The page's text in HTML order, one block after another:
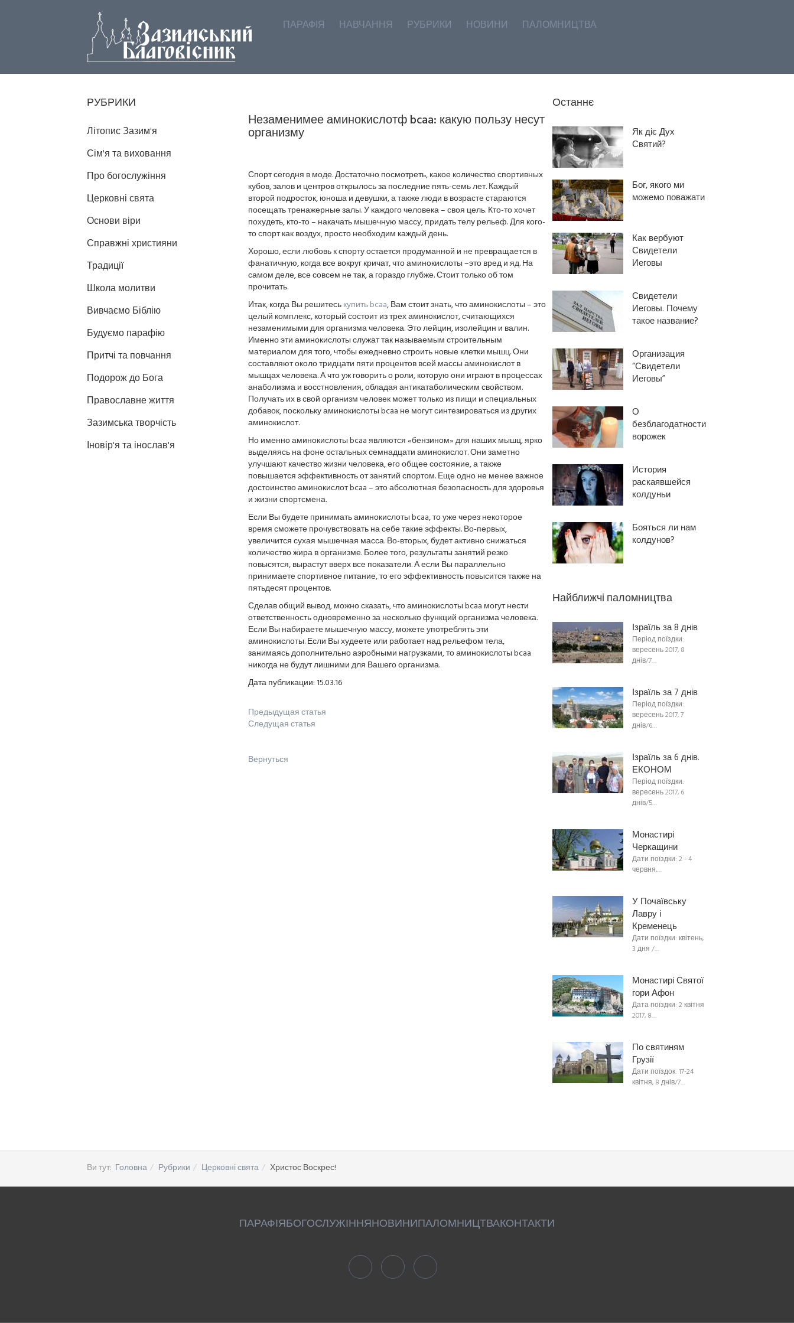
ПАРАФІЯ НАВЧАННЯ РУБРИКИ НОВИНИ ПАЛОМНИЦТВА
Незаменимее аминокислотф bcaa: какую пользу несут
организму
Спорт сегодня в моде. Достаточно посмотреть, какое количество спортивных
кубов, залов и центров открылось за последние пять-семь лет. Каждый
второй подросток, юноша и девушки, а также люди в возрасте стараются
посещать тренажерные залы. У каждого человека – своя цель. Кто-то хочет
похудеть, кто-то – накачать мышечную массу, придать телу рельеф. Для кого-
то спорт как воздух, просто необходим каждый день.
Хорошо, если любовь к спорту остается продуманной и не превращается в
фанатичную, когда все вокруг кричат, что аминокислоты –это вред и яд. На
самом деле, все совсем не так, а гораздо глубже. Стоит только об том
прочитать.
Итак, когда Вы решитеськупить bcaa, Вам стоит знать, что аминокислоты – это
целый комплекс, который состоит из трех аминокислот, считающихся
незаменимыми для организма человека. Это лейцин, изолейцин и валин.
Именно эти аминокислоты служат так называемым строительным
материалом для того, чтобы ежедневно строить новые клетки мышц. Они
составляют около тридцати пяти процентов всей массы аминокислот в
мышцах человека. А что уж говорить о роли, которую они играют в процессах
анаболизма и восстновления, обладая антикатаболическим свойством.
Получать их в свой организм человек может только из пищи и специальных
добавок, поскольку аминокислоты bcaa не могут синтезироваться из других
аминокислот.
Но именно аминокислоты bcaa являются «бензином» для наших мышц, ярко
выделяясь на фоне остальных семнадцати аминокислот. Они заметно
улучшают качество жизни человека, его общее состояние, а также
повышается эффективность от занятий спортом. Еще одно не менее важное
достоинство аминокислот bcaa – это абсолютная безопасность для здоровья
и жизни спортсмена.
Если Вы будете принимать аминокислоты bcaa, то уже через некоторое
время сможете прочувствовать на себе такие эффекты. Во-первых,
увеличится сухая мышечная масса. Во-вторых, будет активно снижаться
количество жира в организме. Более того, результаты занятий резко
повысятся, вырастут вверх все показатели. А если Вы параллельно
принимаете спортивное питание, то его эффективность повысится также на
пятьдесят процентов.
Сделав общий вывод, можно сказать, что аминокислоты bcaa могут нести
ответственность одновременно за несколько функций организма человека.
Если Вы набираете мышечную массу, можете употреблять эти
аминокислоты. Если Вы худеете или работает над рельефом тела,
занимаясь дополнительно аэробными нагрузками, то аминокислоты bcaa
никогда не будут лишними для Вашего организма.
Дата публикации: 15.03.16
Предыдущая статья
Следущая статья
Вернуться
РУБРИКИ
Літопис Зазим'я
Сім'я та виховання
Про богослужіння
Церковні свята
Основи віри
Справжні християни
Традиції
Школа молитви
Вивчаємо Біблію
Будуємо парафію
Притчі та повчання
Подорож до Бога
Православне життя
Зазимська творчість
Іновір'я та інослав'я
Останнє
Як діє Дух
Святий?
Бог, якого ми
можемо поважати
Как вербуют
Свидетели
Иеговы
Свидетели
Иеговы. Почему
такое название?
Организация
“Свидетели
Иеговы”
О
безблагодатности
ворожек
История
раскаявшейся
колдуньи
Бояться ли нам
колдунов?
Найближчі паломництва
Ізраїль за 8 днів
Період поїздки:
вересень 2017, 8
днів/7…
Ізраїль за 7 днів
Період поїздки:
вересень 2017, 7
днів/6…
Ізраїль за 6 днів.
ЕКОНОМ
Період поїздки:
вересень 2017, 6
днів/5…
Монастирі
Черкащини
Дати поїздки: 2 - 4
червня,…
У Почаївську
Лавру і
Кременець
Дати поїздки: квітень,
3 дня /…
Монастирі Святої
гори Афон
Дата поїздки: 2 квітня
2017, 8…
По святиням
Грузії
Дати поїздок: 17-24
квітня, 8 днів/7…
Ви тут: Головна Рубрики Церковні свята Христос Воскрес!
ПАРАФІЯБОГОСЛУЖІННЯНОВИНИПАЛОМНИЦТВАКОНТАКТИ